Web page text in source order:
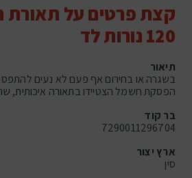
קצת פרטים על תאורת
120 נורות לד
תיאור
בשגרה או בחירום אף פעם לא נעים
הפסקת חשמל הצטיידו בתאורה איכותית,
בר קוד
7290011296704
ארץ יצור
סין